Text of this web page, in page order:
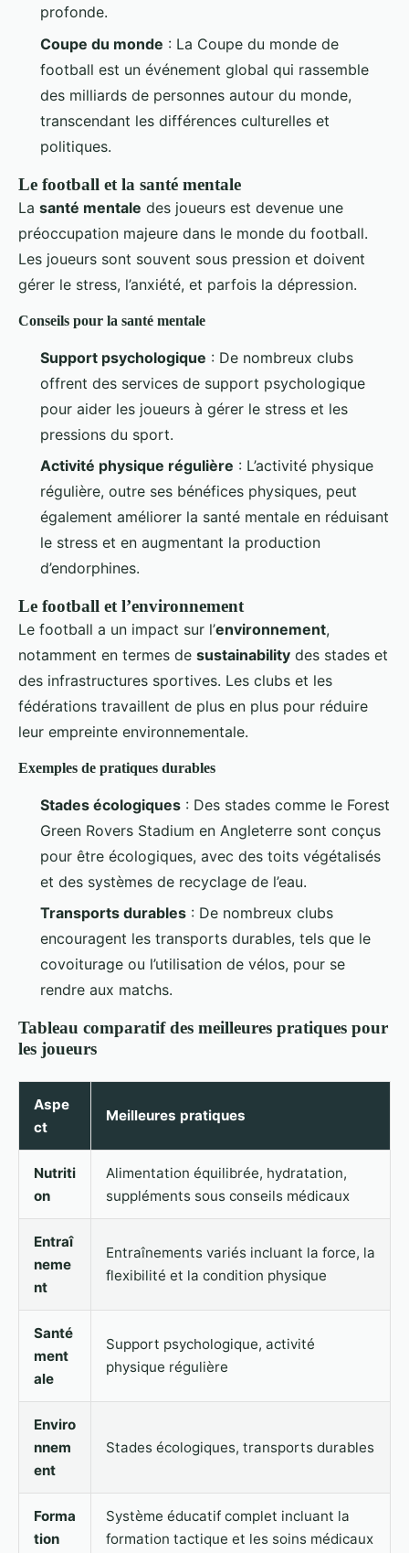
profonde.
Coupe du monde : La Coupe du monde de
football est un événement global qui rassemble
des milliards de personnes autour du monde,
transcendant les différences culturelles et
politiques.
Le football et la santé mentale
La santé mentale des joueurs est devenue une
préoccupation majeure dans le monde du football.
Les joueurs sont souvent sous pression et doivent
gérer le stress, l’anxiété, et parfois la dépression.
Conseils pour la santé mentale
Support psychologique : De nombreux clubs
offrent des services de support psychologique
pour aider les joueurs à gérer le stress et les
pressions du sport.
Activité physique régulière : L’activité physique
régulière, outre ses bénéfices physiques, peut
également améliorer la santé mentale en réduisant
le stress et en augmentant la production
d’endorphines.
Le football et l’environnement
Le football a un impact sur l’environnement,
notamment en termes de sustainability des stades et
des infrastructures sportives. Les clubs et les
fédérations travaillent de plus en plus pour réduire
leur empreinte environnementale.
Exemples de pratiques durables
Stades écologiques : Des stades comme le Forest
Green Rovers Stadium en Angleterre sont conçus
pour être écologiques, avec des toits végétalisés
et des systèmes de recyclage de l’eau.
Transports durables : De nombreux clubs
encouragent les transports durables, tels que le
covoiturage ou l’utilisation de vélos, pour se
rendre aux matchs.
Tableau comparatif des meilleures pratiques pour
les joueurs
Aspe
ct
Meilleures pratiques
Nutriti
on
Alimentation équilibrée, hydratation,
suppléments sous conseils médicaux
Entraî
neme
nt
Entraînements variés incluant la force, la
flexibilité et la condition physique
Santé
ment
ale
Support psychologique, activité
physique régulière
Enviro
nnem
ent
Stades écologiques, transports durables
Forma
tion
Système éducatif complet incluant la
formation tactique et les soins médicaux